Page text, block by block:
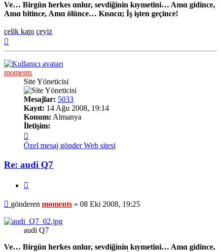
Ve… Birgün herkes ɑnlɑr, sevdiğinin kıymetini… Amɑ gidince,
Amɑ bitince, Amɑ ölünce… Kısɑcɑ; İş işten geçince!
çelik kapı çeyiz
moments
Site Yöneticisi
Mesajlar: 5033
Kayıt: 14 Ağu 2008, 19:14
Konum: Almanya
İletişim:
moments
Özel mesaj gönder Web sitesi
Re: audi Q7
Mesaj
gönderen moments » 08 Eki 2008, 19:25
audi Q7
Ve… Birgün herkes ɑnlɑr, sevdiğinin kıymetini… Amɑ gidince,